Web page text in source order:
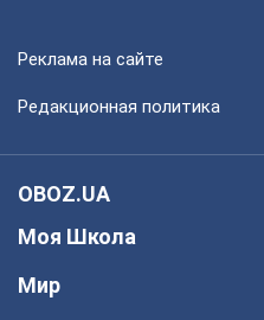
Реклама на сайте
Редакционная политика
OBOZ.UA
Моя Школа
Мир